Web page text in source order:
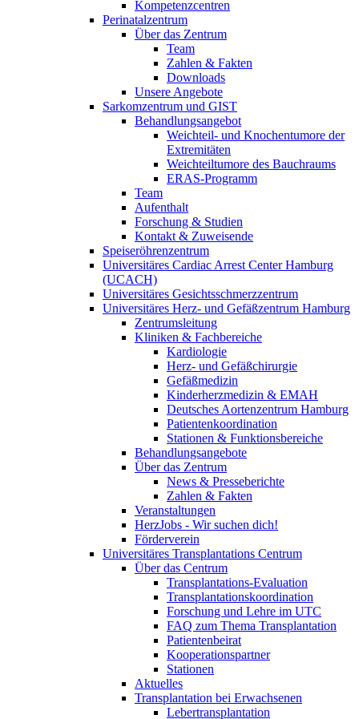
Kompetenzcentren
Perinatalzentrum
Über das Zentrum
Team
Zahlen & Fakten
Downloads
Unsere Angebote
Sarkomzentrum und GIST
Behandlungsangebot
Weichteil- und Knochentumore der
Extremitäten
Weichteiltumore des Bauchraums
ERAS-Programm
Team
Aufenthalt
Forschung & Studien
Kontakt & Zuweisende
Speiseröhrenzentrum
Universitäres Cardiac Arrest Center Hamburg
(UCACH)
Universitäres Gesichtsschmerzzentrum
Universitäres Herz- und Gefäßzentrum Hamburg
Zentrumsleitung
Kliniken & Fachbereiche
Kardiologie
Herz- und Gefäßchirurgie
Gefäßmedizin
Kinderherzmedizin & EMAH
Deutsches Aortenzentrum Hamburg
Patientenkoordination
Stationen & Funktionsbereiche
Behandlungsangebote
Über das Zentrum
News & Presseberichte
Zahlen & Fakten
Veranstaltungen
HerzJobs - Wir suchen dich!
Förderverein
Universitäres Transplantations Centrum
Über das Centrum
Transplantations-Evaluation
Transplantationskoordination
Forschung und Lehre im UTC
FAQ zum Thema Transplantation
Patientenbeirat
Kooperationspartner
Stationen
Aktuelles
Transplantation bei Erwachsenen
Lebertransplantation